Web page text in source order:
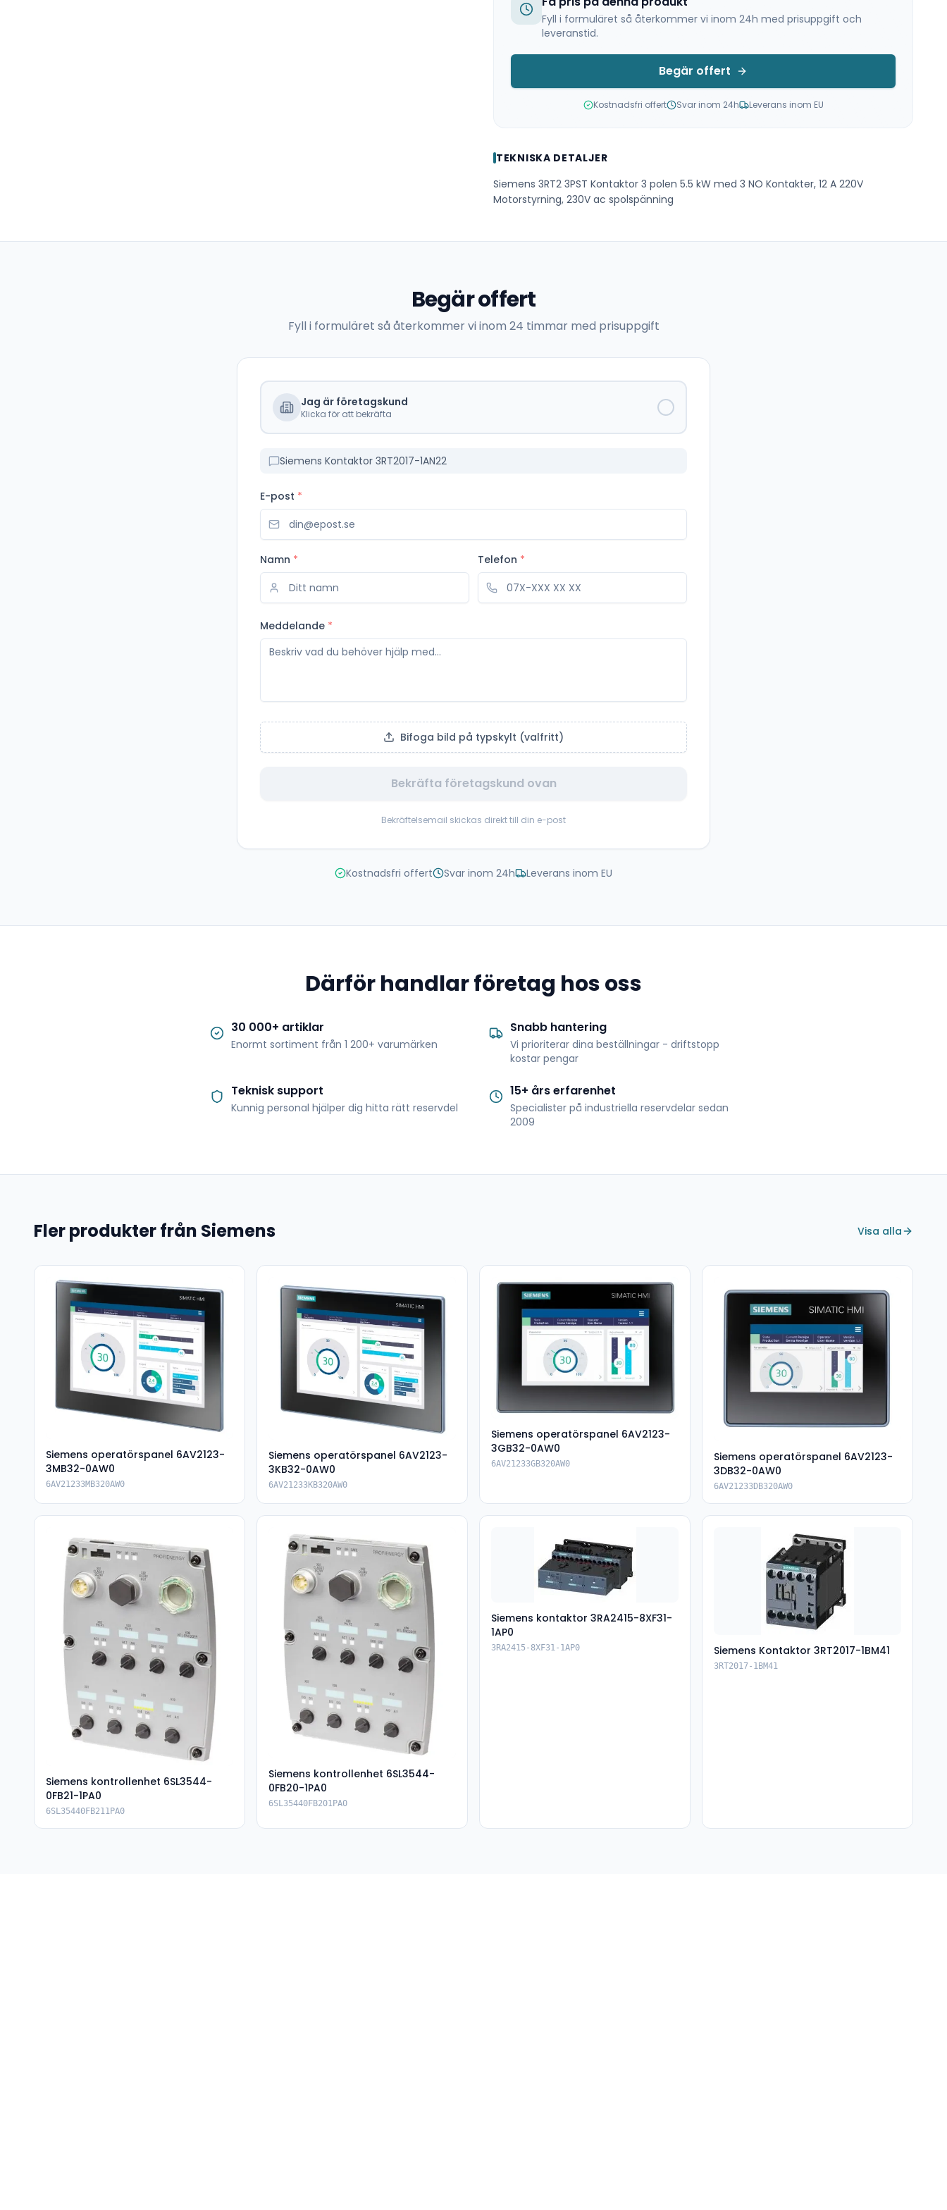
Fyll i formuläret så återkommer vi inom 24h med prisuppgift och
leveranstid.
Begär offert
Kostnadsfri offert Svar inom 24h Leverans inom EU
TEKNISKA DETALJER
Siemens 3RT2 3PST Kontaktor 3 polen 5.5 kW med 3 NO Kontakter, 12 A 220V
Motorstyrning, 230V ac spolspänning
Begär offert
Fyll i formuläret så återkommer vi inom 24 timmar med prisuppgift
Jag är företagskund
Klicka för att bekräfta
Siemens Kontaktor 3RT2017-1AN22
E-post *
Namn * Telefon *
Meddelande *
Bifoga bild på typskylt (valfritt)
Bekräfta företagskund ovan
Bekräftelsemail skickas direkt till din e-post
Kostnadsfri offert Svar inom 24h Leverans inom EU
Därför handlar företag hos oss
30 000+ artiklar
Enormt sortiment från 1 200+ varumärken
Snabb hantering
Vi prioriterar dina beställningar - driftstopp
kostar pengar
Teknisk support
Kunnig personal hjälper dig hitta rätt reservdel
15+ års erfarenhet
Specialister på industriella reservdelar sedan
2009
Fler produkter från Siemens Visa alla
Siemens operatörspanel 6AV2123-
3MB32-0AW0
6AV21233MB320AW0
Siemens operatörspanel 6AV2123-
3KB32-0AW0
6AV21233KB320AW0
Siemens operatörspanel 6AV2123-
3GB32-0AW0
6AV21233GB320AW0
Siemens operatörspanel 6AV2123-
3DB32-0AW0
6AV21233DB320AW0
Siemens kontrollenhet 6SL3544-
0FB21-1PA0
6SL35440FB211PA0
Siemens kontrollenhet 6SL3544-
0FB20-1PA0
6SL35440FB201PA0
Siemens kontaktor 3RA2415-8XF31-
1AP0
3RA2415-8XF31-1AP0 Siemens Kontaktor 3RT2017-1BM41
3RT2017-1BM41